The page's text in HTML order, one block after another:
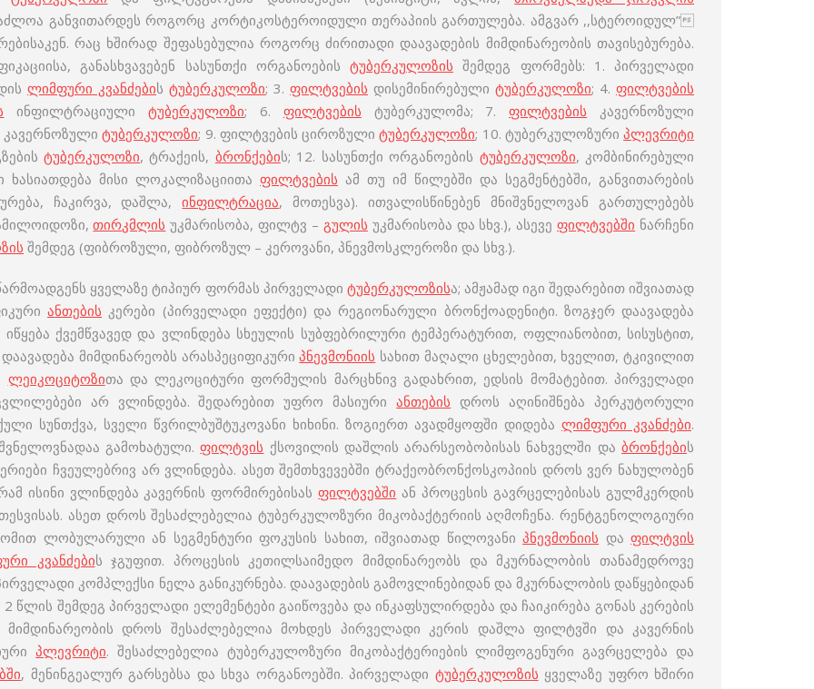
განვითარდეს როგორც კორტიკოსტეროიდული თერაპიის გართულება. ამგვარ ,,სტეროიდულ”
რაც ხშირად შეფასებულია როგორც ძირითადი დაავადების მიმდინარეობის თავისებურება.
განასხვავებენ სასუნთქი ორგანოების ტუბერკულოზის შემდეგ ფორმებს: 1. პირველადი
ლიმფური კვანძების ტუბერკულოზი; 3. ფილტვების დისემინირებული ტუბერკულოზი; 4. ფილტვების
ინფილტრაციულიტუბერკულოზი; 6. ფილტვების ტუბერკულომა; 7.ფილტვების კავერნოზული
ტუბერკულოზი; 9. ფილტვების ციროზულიტუბერკულოზი; 10. ტუბერკულოზურიპლევრიტი
ტუბერკულოზი, ტრაქეის, ბრონქების; 12. სასუნთქი ორგანოების ტუბერკულოზი, კომბინირებული
ხასიათდება მისი ლოკალიზაციითა ფილტვების ამ თუ იმ წილებში და სეგმენტებში, განვითარების
ჩაკირვა, დაშლა,ინფილტრაცია, მოთესვა). ითვალისწინებენ მნიშვნელოვან გართულებებს
თირკმლის უკმარისობა, ფილტვ – გულის უკმარისობა და სხვ.), ასევეფილტვებში ნარჩენი
შემდეგ (ფიბროზული, ფიბროზულ – კეროვანი, პნევმოსკლეროზი და სხვ.).
ყველაზე ტიპიურ ფორმას პირველადი ტუბერკულოზისა; ამჟამად იგი შედარებით იშვიათად
ანთების კერები (პირველადი ეფექტი) და რეგიონარული ბრონქოადენიტი. ზოგჯერ დაავადება
ქვემწვავედ და ვლინდება სხეულის სუბფებრილური ტემპერატურით, ოფლიანობით, სისუსტით,
მიმდინარეობს არასპეციფიკურიპნევმონიის სახით მაღალი ცხელებით, ხველით, ტკივილით
ლეიკოციტოზითა და ლეკოციტური ფორმულის მარცხნივ გადახრით, ედსის მომატებით. პირველადი
არ ვლინდება. შედარებით უფრო მასიურიანთების დროს აღინიშნება პერკუტორული
სუნთქვა, სველი წვრილბუშტუკოვანი ხიხინი. ზოგიერთ ავადმყოფში დიდება ლიმფური კვანძები.
გამოხატული.ფილტვის ქსოვილის დაშლის არარსეობობისას ნახველში დაბრონქების
ჩვეულებრივ არ ვლინდება. ასეთ შემთხვევებში ტრაქეობრონქოსკოპიის დროს ვერ ნახულობენ
ისინი ვლინდება კავერნის ფორმირებისასფილტვებში ან პროცესის გავრცელებისას გულმკერდის
ასეთ დროს შესაძლებელია ტუბერკულოზური მიკობაქტერიის აღმოჩენა. რენტგენოლოგიური
ლობულარული ან სეგმენტური ფოკუსის სახით, იშვიათად წილოვანიპნევმონიის დაფილტვის
კვანძების ჯგუფით. პროცესის კეთილსაიმედო მიმდინარეობს და მკურნალობის თანამედროვე
კომპლექსი ნელა განიკურნება. დაავადების გამოვლინებიდან და მკურნალობის დაწყებიდან
შემდეგ პირველადი ელემენტები გაიწოვება და ინკაფსულირდება და ჩაიკირება გონას კერების
მიმდინარეობის დროს შესაძლებელია მოხდეს პირველადი კერის დაშლა ფილტვში და კავერნის
პლევრიტი. შესაძლებელია ტუბერკულოზური მიკობაქტერიების ლიმფოგენური გავრცელება და
, მენინგეალურ გარსებსა და სხვა ორგანოებში. პირველადი ტუბერკულოზის ყველაზე უფრო ხშირი